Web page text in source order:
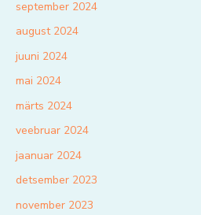
september 2024
august 2024
juuni 2024
mai 2024
märts 2024
veebruar 2024
jaanuar 2024
detsember 2023
november 2023